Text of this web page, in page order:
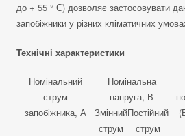
до + 55 ° С) дозволяє застосовувати
запобіжники у різних кліматичних
Технічні характеристики
Номінальний
струм
запобіжника, А
Номінальна
напруга, В
Змінний
струм
Постійний
струм